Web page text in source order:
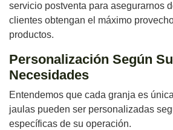
servicio postventa para asegurarnos
clientes obtengan el máximo
productos.
Personalización Según
Necesidades
Entendemos que cada granja es
jaulas pueden ser personalizadas
específicas de su operación.